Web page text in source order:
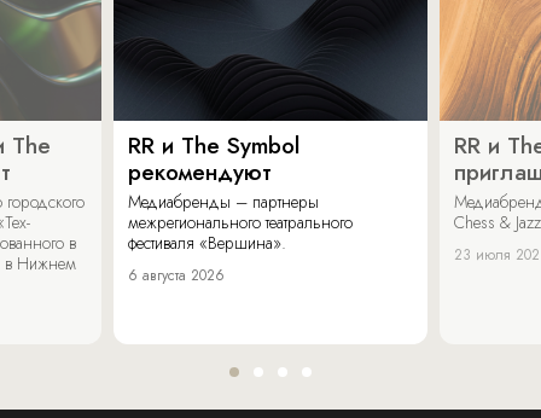
The
в
в Нижнем
RR и The Symbol
рекомендуют
Медиабренды – партнеры
межрегионального театрального
фестиваля «Вершина».
6 августа 2026
RR и
Chess &
23 июля